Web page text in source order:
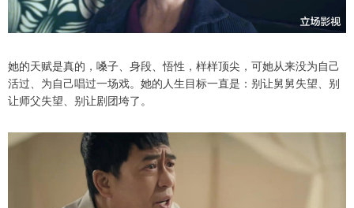
她的天赋是真的，嗓子、身段、悟性，样样顶尖，可她从来没为自己
活过、为自己唱过一场戏。她的人生目标一直是：别让舅舅失望、别
让师父失望、别让剧团垮了。